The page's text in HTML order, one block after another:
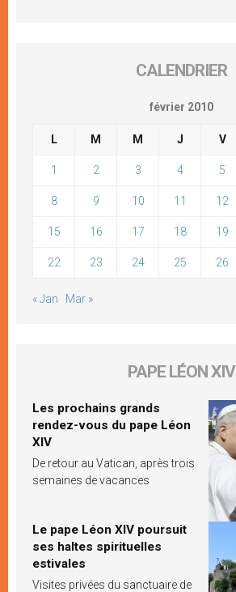
CALENDRIER
février 2010
L M M J V
1 2 3 4 5
8 9 10 11 12
15 16 17 18 19
22 23 24 25 26
« Jan Mar »
PAPE LÉON XIV
Les prochains grands
rendez-vous du pape Léon
XIV
De retour au Vatican, après trois
semaines de vacances
Le pape Léon XIV poursuit
ses haltes spirituelles
estivales
Visites privées du sanctuaire de